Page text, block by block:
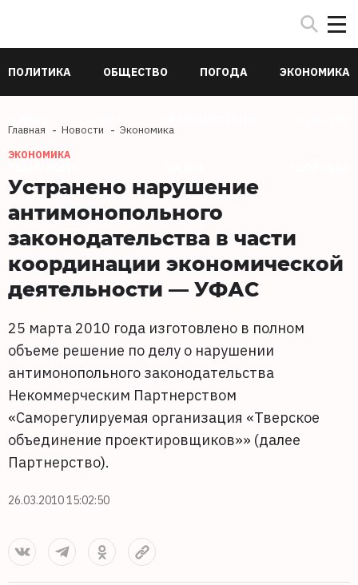
ПОЛИТИКА ОБЩЕСТВО ПОГОДА ЭКОНОМИКА
Главная Новости Экономика
ЭКОНОМИКА
Устранено нарушение
антимонопольного
законодательства в части
координации экономической
деятельности — УФАС
25 марта 2010 года изготовлено в полном
объеме решение по делу о нарушении
антимонопольного законодательства
Некоммерческим Партнерством
«Саморегулируемая организация «Тверское
объединение проектировщиков»» (далее
Партнерство).
26.03.2010 15:02:50